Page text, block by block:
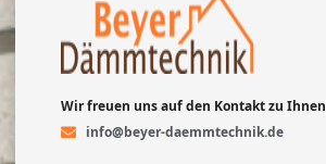
Wir freuen uns auf den Kontakt zu Ihnen
info@beyer-daemmtechnik.de